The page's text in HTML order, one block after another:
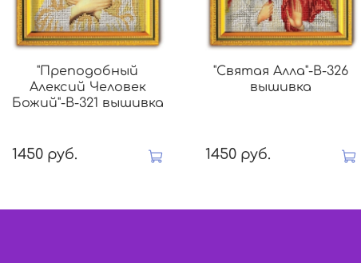
"Преподобный
Алексий Человек
Божий"-В-321 вышивка
1450 руб.
"Святая Алла"-В-326
вышивка
1450 руб.